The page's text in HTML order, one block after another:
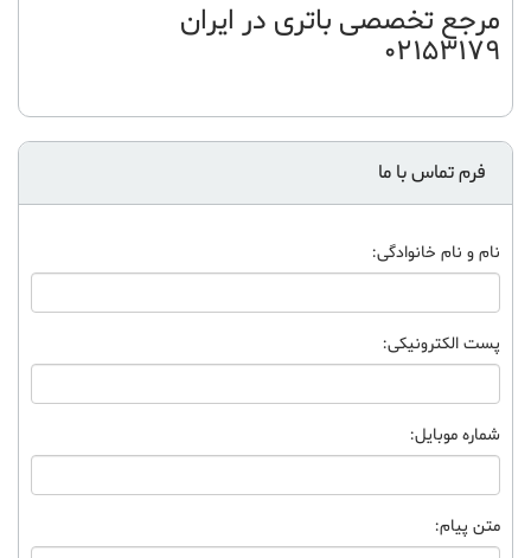
مرجع تخصصی باتری در ایران
02153179
فرم تماس با ما
نام و نام خانوادگی:
پست الکترونیکی:
شماره موبایل:
متن پیام: